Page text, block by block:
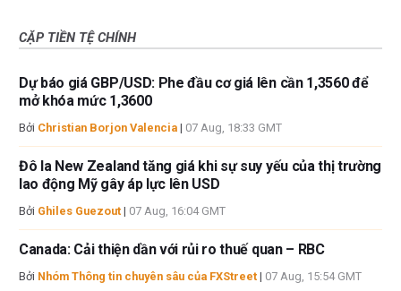
CẶP TIỀN TỆ CHÍNH
Dự báo giá GBP/USD: Phe đầu cơ giá lên cần 1,3560 để
mở khóa mức 1,3600
Bởi Christian Borjon Valencia | 07 Aug, 18:33 GMT
Đô la New Zealand tăng giá khi sự suy yếu của thị trường
lao động Mỹ gây áp lực lên USD
Bởi Ghiles Guezout | 07 Aug, 16:04 GMT
Canada: Cải thiện dần với rủi ro thuế quan – RBC
Bởi Nhóm Thông tin chuyên sâu của FXStreet | 07 Aug, 15:54 GMT